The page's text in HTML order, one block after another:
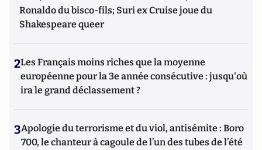
Ronaldo du bisco-fils; Suri ex Cruise joue du
Shakespeare queer
2Les Français moins riches que la moyenne
européenne pour la 3e année consécutive : jusqu'où
ira le grand déclassement ?
3Apologie du terrorisme et du viol, antisémite : Boro
700, le chanteur à cagoule de l’un des tubes de l’été